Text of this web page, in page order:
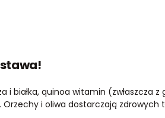
i białka, quinoa witamin (zwłaszcza
i oliwa dostarczają zdrowych